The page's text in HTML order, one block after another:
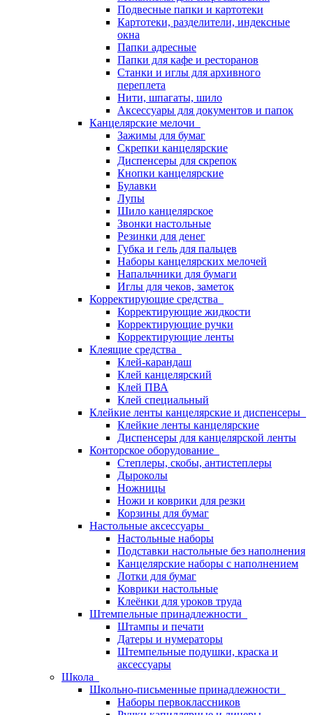
Подвесные папки и картотеки
Картотеки, разделители, индексные
окна
Папки адресные
Папки для кафе и ресторанов
Станки и иглы для архивного
переплета
Нити, шпагаты, шило
Аксессуары для документов и папок
Канцелярские мелочи
Зажимы для бумаг
Скрепки канцелярские
Диспенсеры для скрепок
Кнопки канцелярские
Булавки
Лупы
Шило канцелярское
Звонки настольные
Резинки для денег
Губка и гель для пальцев
Наборы канцелярских мелочей
Напальчники для бумаги
Иглы для чеков, заметок
Корректирующие средства
Корректирующие жидкости
Корректирующие ручки
Корректирующие ленты
Клеящие средства
Клей-карандаш
Клей канцелярский
Клей ПВА
Клей специальный
Клейкие ленты канцелярские и диспенсеры
Клейкие ленты канцелярские
Диспенсеры для канцелярской ленты
Конторское оборудование
Степлеры, скобы, антистеплеры
Дыроколы
Ножницы
Ножи и коврики для резки
Корзины для бумаг
Настольные аксессуары
Настольные наборы
Подставки настольные без наполнения
Канцелярские наборы с наполнением
Лотки для бумаг
Коврики настольные
Клеёнки для уроков труда
Штемпельные принадлежности
Штампы и печати
Датеры и нумераторы
Штемпельные подушки, краска и
аксессуары
Школа
Школьно-письменные принадлежности
Наборы первоклассников